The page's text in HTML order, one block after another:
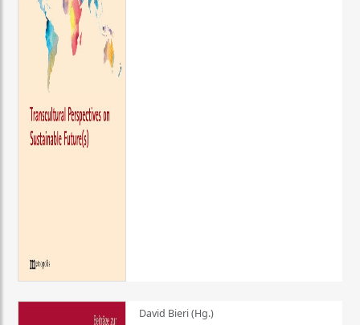
David Bieri (Hg.)